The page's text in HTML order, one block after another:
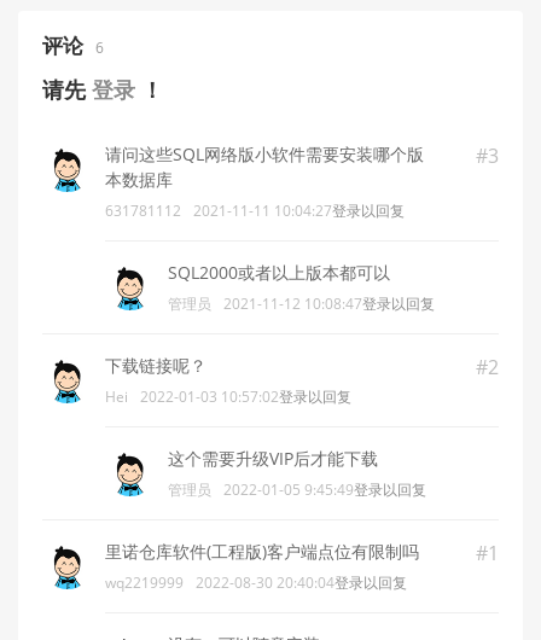
评论 6
请先登录 ！
#3
请问这些SQL网络版小软件需要安装哪个版
本数据库
631781112 2021-11-11 10:04:27登录以回复
SQL2000或者以上版本都可以
管理员 2021-11-12 10:08:47登录以回复
#2
下载链接呢？
Hei 2022-01-03 10:57:02登录以回复
这个需要升级VIP后才能下载
管理员 2022-01-05 9:45:49登录以回复
#1
里诺仓库软件(工程版)客户端点位有限制吗
wq2219999 2022-08-30 20:40:04登录以回复